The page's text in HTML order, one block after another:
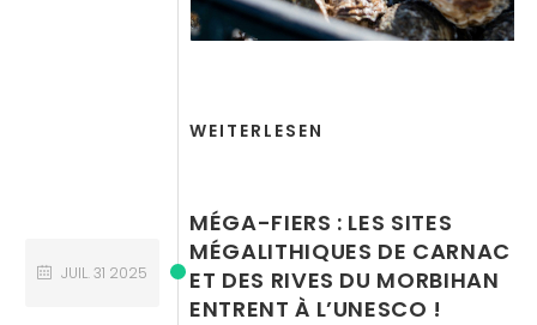
WEITERLESEN
MÉGA-FIERS : LES SITES
MÉGALITHIQUES DE CARNAC
ET DES RIVES DU MORBIHAN
ENTRENT À L’UNESCO !
JUIL.31 2025